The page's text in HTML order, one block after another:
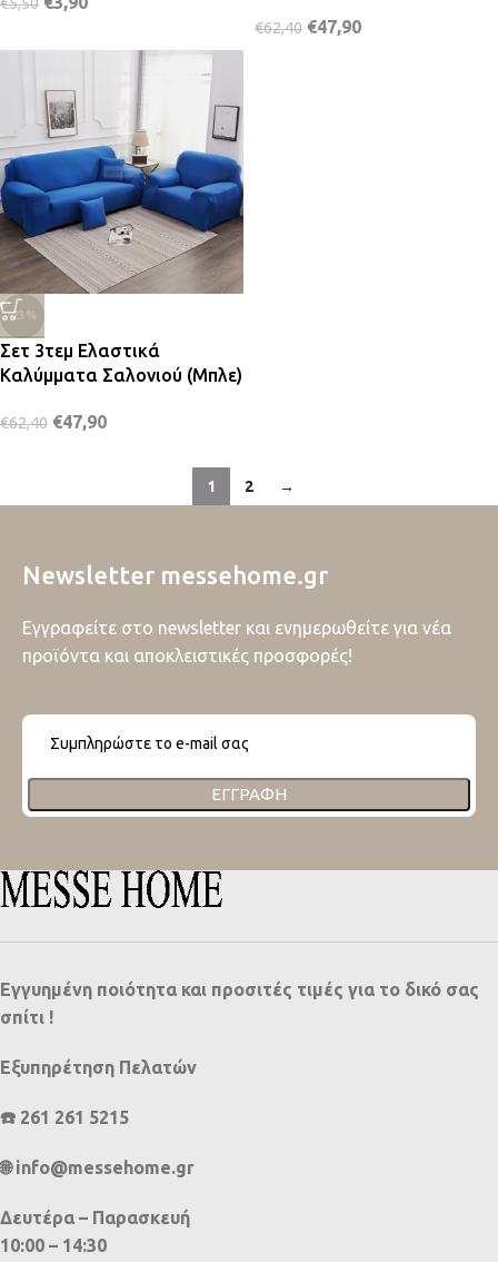
€62,40 €47,90
-23%
Σετ 3τεμ Ελαστικά
Καλύμματα Σαλονιού (Μπλε)
€62,40 €47,90
1 2 →
Newsletter messehome.gr
Εγγραφείτε στο newsletter και ενημερωθείτε για νέα
προϊόντα και αποκλειστικές προσφορές!
ΕΓΓΡΑΦΉ
Εγγυημένη ποιότητα και προσιτές τιμές για το δικό σας
σπίτι !
Εξυπηρέτηση Πελατών
☎️ 261 261 5215
🌐 info@messehome.gr
Δευτέρα – Παρασκευή
10:00 – 14:30